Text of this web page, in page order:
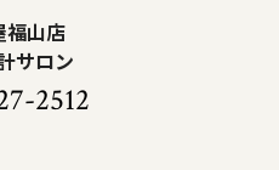
福山店
サロン
2512